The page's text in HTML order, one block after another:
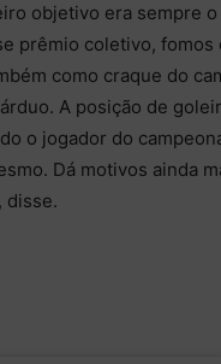
objetivo era sempre
prêmio coletivo, fomos
como craque do
A posição de
o jogador do
Dá motivos ainda
disse.